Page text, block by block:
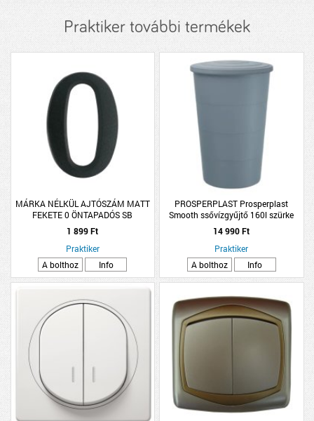
Praktiker további termékek
MÁRKA NÉLKÜL AJTÓSZÁM MATT
FEKETE 0 ÖNTAPADÓS SB
1 899 Ft
Praktiker
A bolthoz
Info
PROSPERPLAST Prosperplast
Smooth ssővízgyűjtő 160l szürke
14 990 Ft
Praktiker
A bolthoz
Info